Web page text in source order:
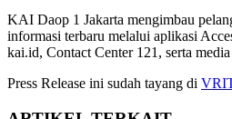
KAI Daop 1 Jakarta mengimbau
informasi terbaru melalui aplikasi
kai.id, Contact Center 121, serta
Press Release ini sudah tayang di